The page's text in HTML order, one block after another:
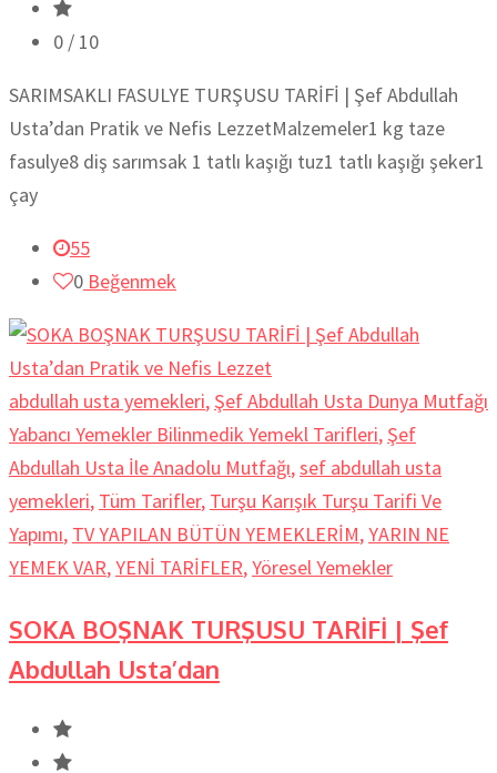
0 / 10
SARIMSAKLI FASULYE TURŞUSU TARİFİ | Şef Abdullah
Usta’dan Pratik ve Nefis LezzetMalzemeler1 kg taze
fasulye8 diş sarımsak 1 tatlı kaşığı tuz1 tatlı kaşığı şeker1
çay
55
0 Beğenmek
abdullah usta yemekleri, Şef Abdullah Usta Dunya Mutfağı
Yabancı Yemekler Bilinmedik Yemekl Tarifleri, Şef
Abdullah Usta İle Anadolu Mutfağı,sef abdullah usta
yemekleri, Tüm Tarifler, Turşu Karışık Turşu Tarifi Ve
Yapımı, TV YAPILAN BÜTÜN YEMEKLERİM,YARIN NE
YEMEK VAR,YENİ TARİFLER,Yöresel Yemekler
SOKA BOŞNAK TURŞUSU TARİFİ | Şef
Abdullah Usta’dan